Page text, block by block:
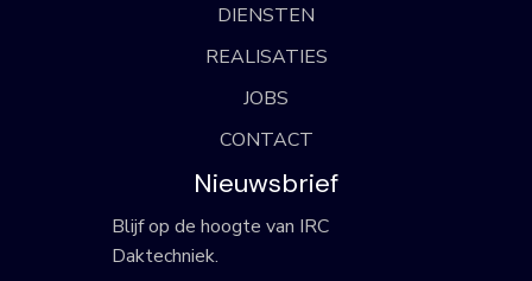
DIENSTEN
REALISATIES
JOBS
CONTACT
Nieuwsbrief
Blijf op de hoogte van IRC
Daktechniek.